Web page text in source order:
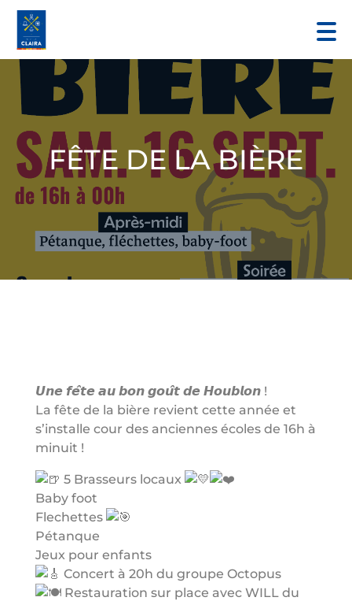
FÊTE DE LA BIÈRE
𝙐𝙣𝙚 𝙛𝙚̂𝙩𝙚 𝙖𝙪 𝙗𝙤𝙣 𝙜𝙤𝙪̂𝙩 𝙙𝙚 𝙃𝙤𝙪𝙗𝙡𝙤𝙣 !
La fête de la bière revient cette année et
s’installe cour des anciennes écoles de 16h à
minuit !
5 Brasseurs locaux
Baby foot
Flechettes
Pétanque
Jeux pour enfants
Concert à 20h du groupe Octopus
Restauration sur place avec WILL du